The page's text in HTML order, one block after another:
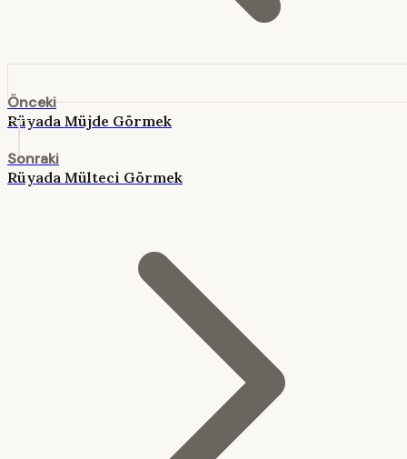
Önceki
Rüyada Müjde Görmek
Sonraki
Rüyada Mülteci Görmek